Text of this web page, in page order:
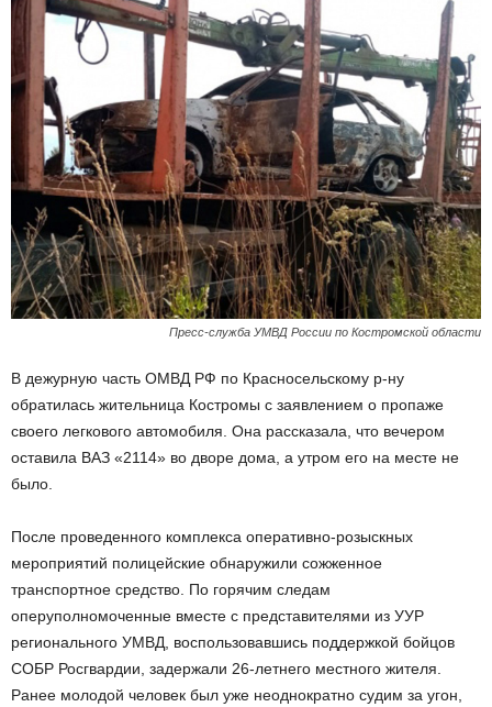
Пресс-служба УМВД России по Костромской области
В дежурную часть ОМВД РФ по Красносельскому р-ну
обратилась жительница Костромы с заявлением о пропаже
своего легкового автомобиля. Она рассказала, что вечером
оставила ВАЗ «2114» во дворе дома, а утром его на месте не
было.
После проведенного комплекса оперативно-розыскных
мероприятий полицейские обнаружили сожженное
транспортное средство. По горячим следам
оперуполномоченные вместе с представителями из УУР
регионального УМВД, воспользовавшись поддержкой бойцов
СОБР Росгвардии, задержали 26-летнего местного жителя.
Ранее молодой человек был уже неоднократно судим за угон,